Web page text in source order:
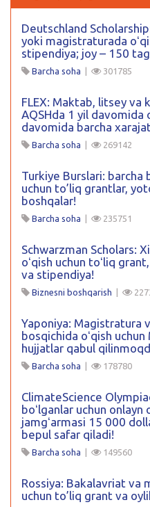
Deutschland
yoki magistraturada
stipendiya; joy – 150
Barcha soha | 301785
FLEX: Maktab, litsey va
AQSHda 1 yil davomida
davomida barcha
Barcha soha | 269142
Turkiye Burslari: barcha
uchun to’liq grantlar,
boshqalar!
Barcha soha | 235751
Schwarzman Scholars:
oʻqish uchun toʻliq
va stipendiya!
Biznesni boshqarish |
Yaponiya: Magistratura
bosqichida oʻqish
hujjatlar qabul
Barcha soha | 178780
ClimateScience
boʻlganlar uchun
jamgʻarmasi 15 000
bepul safar qiladi!
Barcha soha | 149560
Rossiya: Bakalavriat va
uchun to’liq grant va